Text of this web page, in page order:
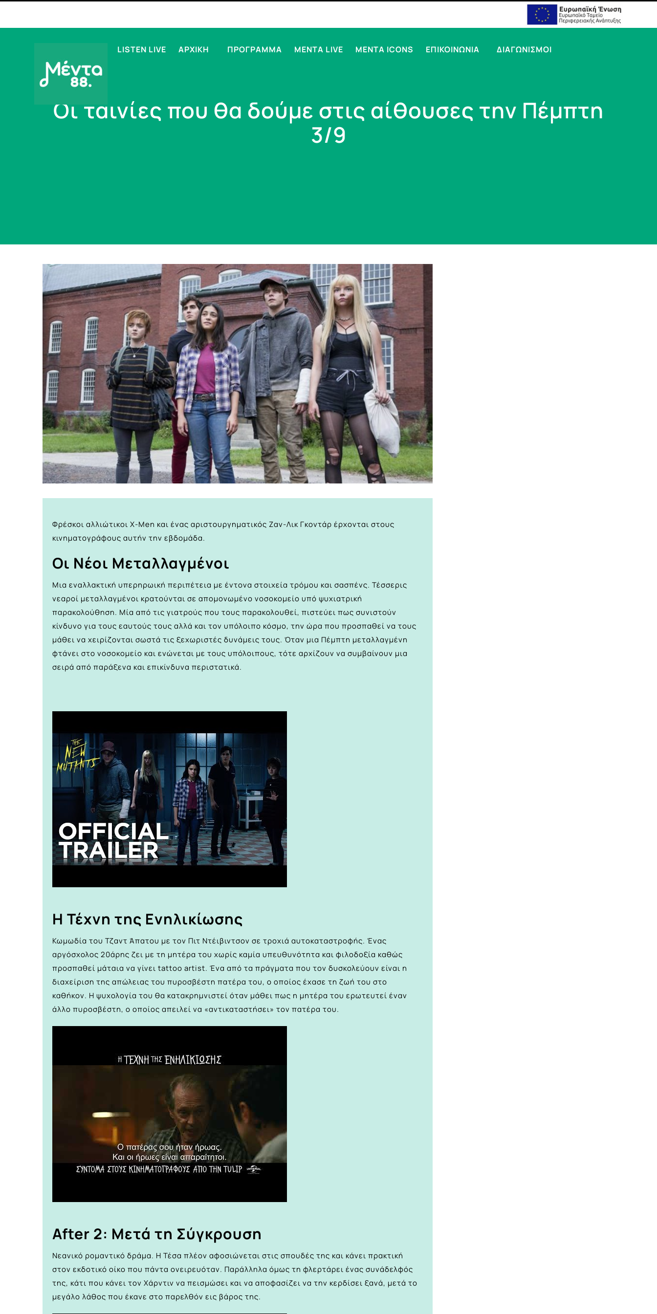
LISTEN LIVE ΑΡΧΙΚΗ ΠΡΟΓΡΑΜΜΑ MENTA LIVE MENTA ICONS ΕΠΙΚΟΙΝΩΝΙΑ ΔΙΑΓΩΝΙΣΜΟΙ
Οι ταινίες που θα δούμε στις αίθουσες την Πέμπτη
3/9
View
Larger
Image
Φρέσκοι αλλιώτικοι X-Men και ένας αριστουργηματικός Ζαν-Λικ Γκοντάρ έρχονται στους
κινηματογράφους αυτήν την εβδομάδα.
Οι Νέοι Μεταλλαγμένοι
Μια εναλλακτική υπερηρωική περιπέτεια με έντονα στοιχεία τρόμου και σασπένς. Τέσσερις
νεαροί μεταλλαγμένοι κρατούνται σε απομονωμένο νοσοκομείο υπό ψυχιατρική
παρακολούθηση. Μία από τις γιατρούς που τους παρακολουθεί, πιστεύει πως συνιστούν
κίνδυνο για τους εαυτούς τους αλλά και τον υπόλοιπο κόσμο, την ώρα που προσπαθεί να τους
μάθει να χειρίζονται σωστά τις ξεχωριστές δυνάμεις τους. Όταν μια Πέμπτη μεταλλαγμένη
φτάνει στο νοσοκομείο και ενώνεται με τους υπόλοιπους, τότε αρχίζουν να συμβαίνουν μια
σειρά από παράξενα και επικίνδυνα περιστατικά.
Η Τέχνη της Ενηλικίωσης
Κωμωδία του Τζαντ Άπατου με τον Πιτ Ντέιβιντσον σε τροχιά αυτοκαταστροφής. Ένας
αργόσχολος 20άρης ζει με τη μητέρα του χωρίς καμία υπευθυνότητα και φιλοδοξία καθώς
προσπαθεί μάταια να γίνει tattoo artist. Ένα από τα πράγματα που τον δυσκολεύουν είναι η
διαχείριση της απώλειας του πυροσβέστη πατέρα του, ο οποίος έχασε τη ζωή του στο
καθήκον. Η ψυχολογία του θα κατακρημνιστεί όταν μάθει πως η μητέρα του ερωτευτεί έναν
άλλο πυροσβέστη, ο οποίος απειλεί να «αντικαταστήσει» τον πατέρα του.
After 2: Μετά τη Σύγκρουση
Νεανικό ρομαντικό δράμα. Η Τέσα πλέον αφοσιώνεται στις σπουδές της και κάνει πρακτική
στον εκδοτικό οίκο που πάντα ονειρευόταν. Παράλληλα όμως τη φλερτάρει ένας συνάδελφός
της, κάτι που κάνει τον Χάρντιν να πεισμώσει και να αποφασίζει να την κερδίσει ξανά, μετά το
μεγάλο λάθος που έκανε στο παρελθόν εις βάρος της.